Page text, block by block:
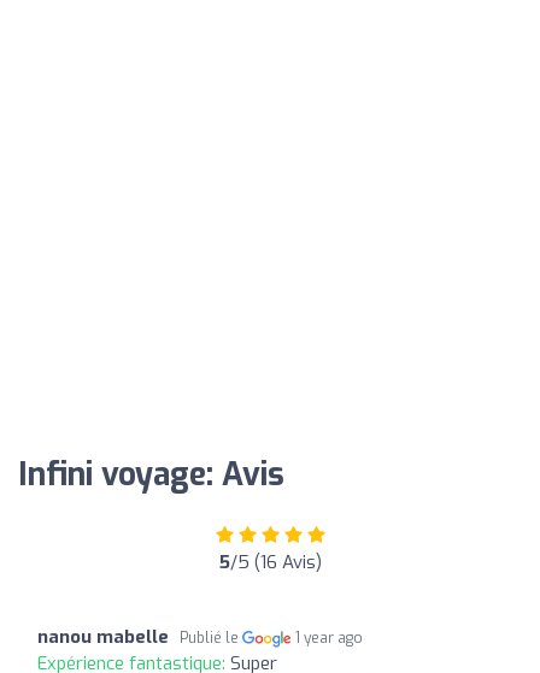
Infini voyage: Avis
5/5 (16 Avis)
nanou mabelle Publié le 1 year ago
Expérience fantastique: Super